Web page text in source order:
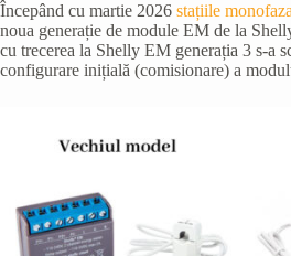
Începând cu martie 2026 stațiile
noua generație de module EM de la
cu trecerea la Shelly EM generația 3 s-a
configurare inițială (comisionare) a